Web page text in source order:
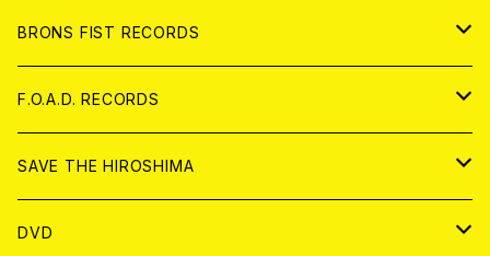
アパレル
ANALOG
BRONS FIST RECORDS
CD
ANALOG
F.O.A.D. RECORDS
CD
ANALOG
SAVE THE HIROSHIMA
アパレル
DVD